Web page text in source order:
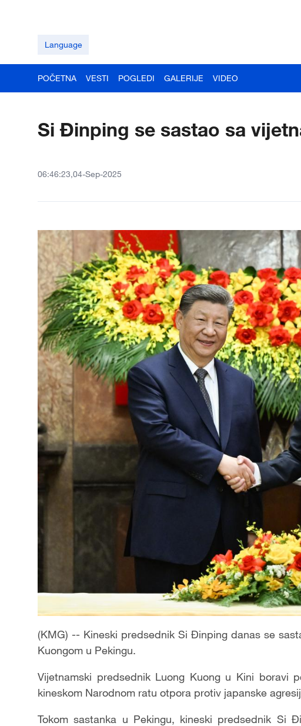
Language
POČETNA VESTI POGLEDI GALERIJE VIDEO
Si Đinping se sastao sa
06:46:23,04-Sep-2025
(KMG) -- Kineski predsednik Si Đinping danas se
Kuongom u Pekingu.
Vijetnamski predsednik Luong Kuong u Kini boravi
kineskom Narodnom ratu otpora protiv japanske
Tokom sastanka u Pekingu, kineski predsednik Si